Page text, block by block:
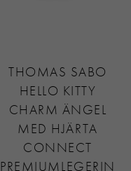
THOMAS SABO
HELLO KITTY
CHARM ÄNGEL
MED HJÄRTA
CONNECT
PREMIUMLEGERIN